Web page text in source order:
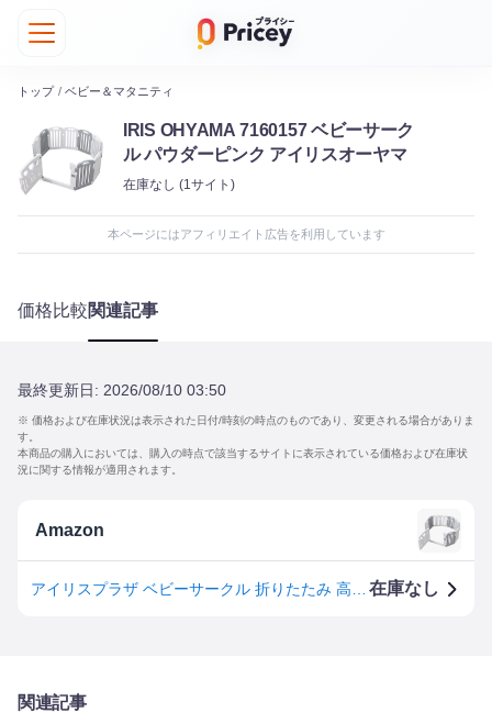
トップ / ベビー＆マタニティ
IRIS OHYAMA 7160157 ベビーサーク
ル パウダーピンク アイリスオーヤマ
在庫なし (1サイト)
本ページにはアフィリエイト広告を利用しています
価格比較関連記事
最終更新日: 2026/08/10 03:50
※ 価格および在庫状況は表示された日付/時刻の時点のものであり、変更される場合がありま
す。
本商品の購入においては、購入の時点で該当するサイトに表示されている価格および在庫状
況に関する情報が適用されます。
Amazon
在庫なし
関連記事